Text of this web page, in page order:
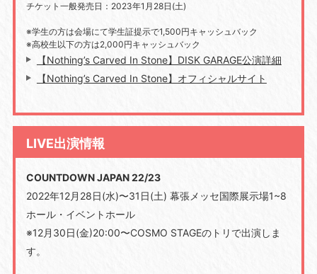
チケット一般発売日：2023年1月28日(土)
※学生の方は会場にて学生証提示で1,500円キャッシュバック
※高校生以下の方は2,000円キャッシュバック
【Nothing’s Carved In Stone】DISK GARAGE公演詳細
【Nothing’s Carved In Stone】オフィシャルサイト
LIVE出演情報
COUNTDOWN JAPAN 22/23
2022年12月28日(水)〜31日(土) 幕張メッセ国際展示場1~8
ホール・イベントホール
※12月30日(金)20:00〜COSMO STAGEのトリで出演しま
す。